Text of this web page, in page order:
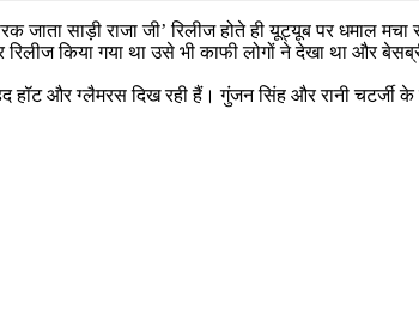
साड़ी राजा जी’ रिलीज होते ही यूट्यूब पर धमाल मचा
किया गया था उसे भी काफी लोगों ने देखा था और
और ग्लैमरस दिख रही हैं। गुंजन सिंह और रानी चटर्जी के